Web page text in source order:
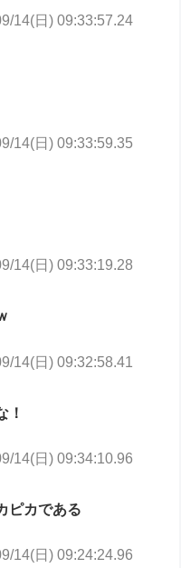
14(日) 09:33:57.24
14(日) 09:33:59.35
14(日) 09:33:19.28
14(日) 09:32:58.41
！
14(日) 09:34:10.96
ピカである
14(日) 09:24:24.96